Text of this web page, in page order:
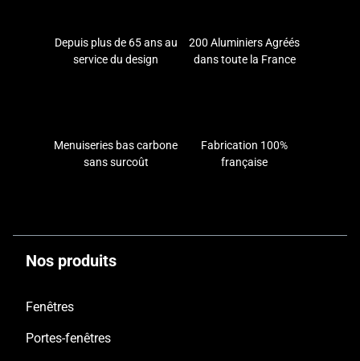
Depuis plus de 65 ans au
service du design
200 Aluminiers Agréés
dans toute la France
Menuiseries bas carbone
sans surcoût
Fabrication 100%
française
Nos produits
Fenêtres
Portes-fenêtres